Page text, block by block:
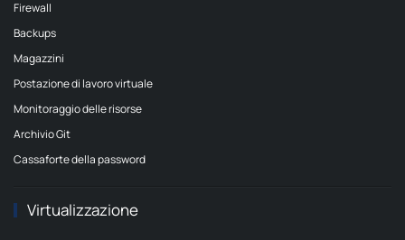
Firewall
Backups
Magazzini
Postazione di lavoro virtuale
Monitoraggio delle risorse
Archivio Git
Cassaforte della password
Virtualizzazione